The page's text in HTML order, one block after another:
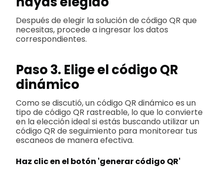
Después de elegir la solución de código QR que
necesitas, procede a ingresar los datos
correspondientes.
Paso 3. Elige el código QR
dinámico
Como se discutió, un código QR dinámico es un
tipo de código QR rastreable, lo que lo convierte
en la elección ideal si estás buscando utilizar un
código QR de seguimiento para monitorear tus
escaneos de manera efectiva.
Haz clic en el botón 'generar código QR'